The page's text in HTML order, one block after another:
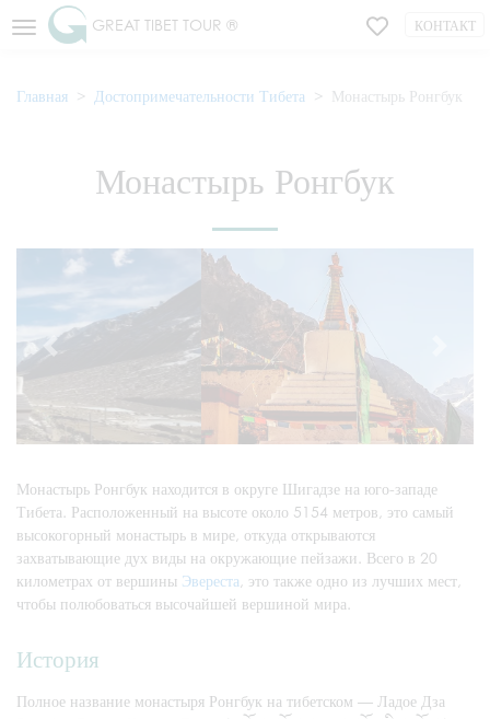
GREAT TIBET TOUR ® КОНТАКТ
Главная Достопримечательности Тибета Монастырь Ронгбук
Монастырь Ронгбук
Монастырь Ронгбук находится в округе Шигадзе на юго-западе
Тибета. Расположенный на высоте около 5154 метров, это самый
высокогорный монастырь в мире, откуда открываются
захватывающие дух виды на окружающие пейзажи. Всего в 20
километрах от вершины Эвереста, это также одно из лучших мест,
чтобы полюбоваться высочайшей вершиной мира.
История
Полное название монастыря Ронгбук на тибетском — Ладое Дза